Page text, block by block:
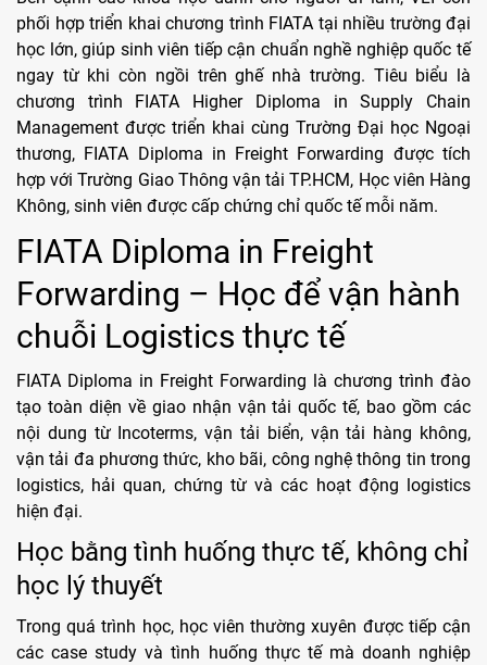
phối hợp triển khai chương trình FIATA tại nhiều trường đại
học lớn, giúp sinh viên tiếp cận chuẩn nghề nghiệp quốc tế
ngay từ khi còn ngồi trên ghế nhà trường. Tiêu biểu là
chương trình FIATA Higher Diploma in Supply Chain
Management được triển khai cùng Trường Đại học Ngoại
thương, FIATA Diploma in Freight Forwarding được tích
hợp với Trường Giao Thông vận tải TP.HCM, Học viên Hàng
Không, sinh viên được cấp chứng chỉ quốc tế mỗi năm.
FIATA Diploma in Freight
Forwarding – Học để vận hành
chuỗi Logistics thực tế
FIATA Diploma in Freight Forwarding là chương trình đào
tạo toàn diện về giao nhận vận tải quốc tế, bao gồm các
nội dung từ Incoterms, vận tải biển, vận tải hàng không,
vận tải đa phương thức, kho bãi, công nghệ thông tin trong
logistics, hải quan, chứng từ và các hoạt động logistics
hiện đại.
Học bằng tình huống thực tế, không chỉ
học lý thuyết
Trong quá trình học, học viên thường xuyên được tiếp cận
các case study và tình huống thực tế mà doanh nghiệp